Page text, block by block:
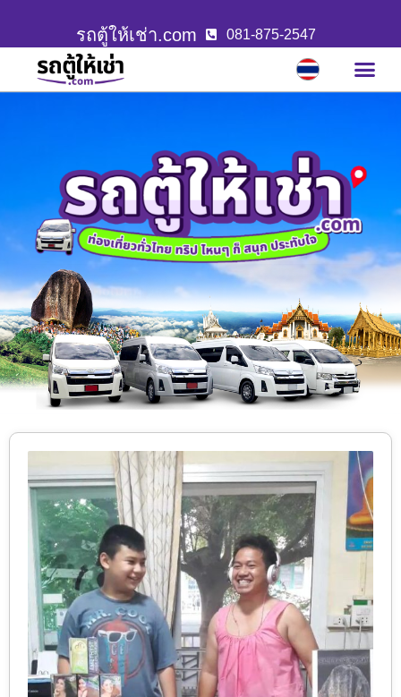
รถตู้ให้เช่า.com 081-875-2547